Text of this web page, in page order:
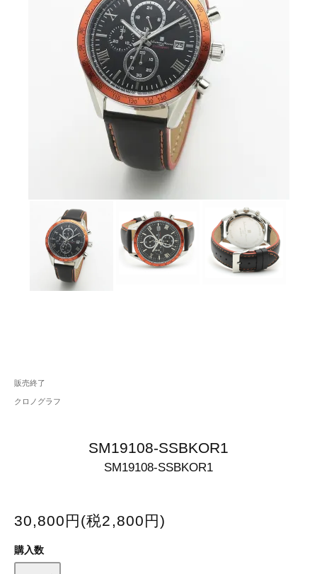
販売終了
クロノグラフ
SM19108-SSBKOR1
SM19108-SSBKOR1
30,800円(税2,800円)
購入数